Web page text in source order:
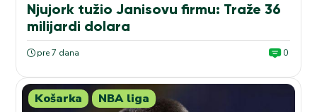
Njujork tužio Janisovu firmu: Traže 36
milijardi dolara
pre 7 dana 0
Košarka NBA liga